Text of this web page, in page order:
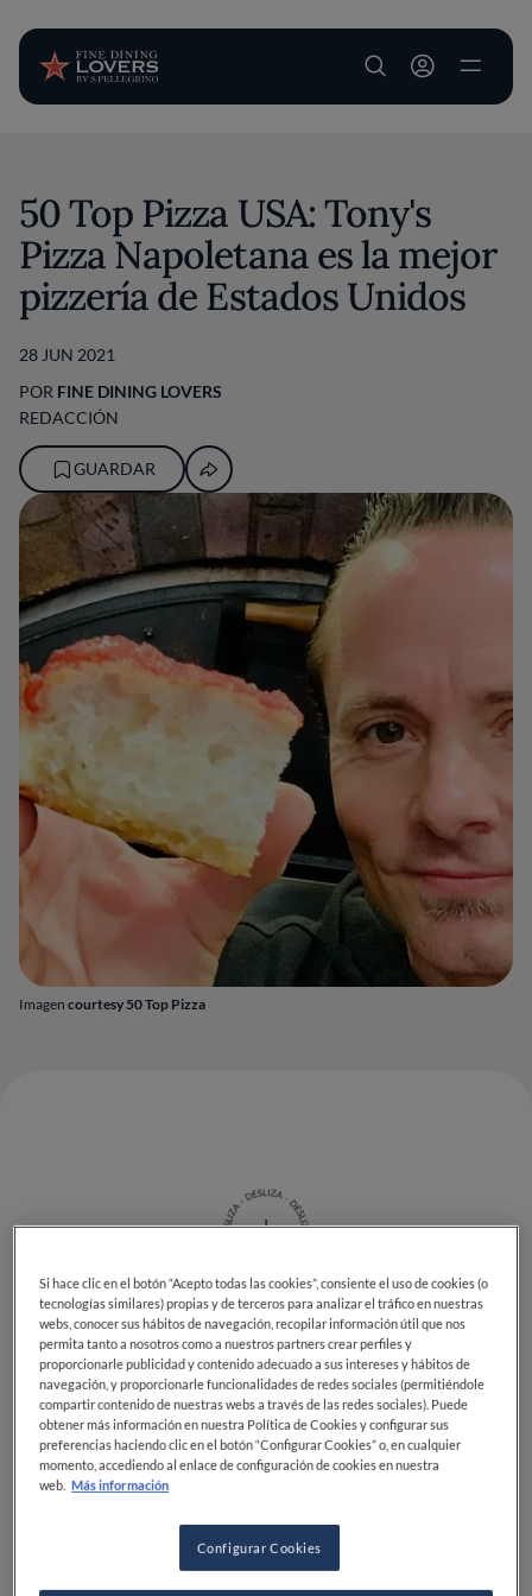
User account
Imagen courtesy 50 Top Pizza
50 Top Pizza USA: Tony's
Pizza Napoletana es la mejor
pizzería de Estados Unidos
28 JUN 2021
POR FINE DINING LOVERS
REDACCIÓN
GUARDAR
Después de Italia, su lugar de origen, Estados Unidos
es sin duda el país donde el fenómeno de la pizza está
más en auge. Así lo confirma el nuevo ranking de 50
Top Pizza, la guía más importante del sector,
disponible online de forma gratuita.
El primer puesto de50 Top USA 2021 - Prosecco DOC
en colaboración conS.Pellegrino y Acqua
Tony's Pizza Napoletana
Si hace clic en el botón “Acepto todas las cookies”, consiente el uso de cookies (o
tecnologías similares) propias y de terceros para analizar el tráfico en nuestras
webs, conocer sus hábitos de navegación, recopilar información útil que nos
permita tanto a nosotros como a nuestros partners crear perfiles y
proporcionarle publicidad y contenido adecuado a sus intereses y hábitos de
navegación, y proporcionarle funcionalidades de redes sociales (permitiéndole
compartir contenido de nuestras webs a través de las redes sociales). Puede
obtener más información en nuestra Política de Cookies y configurar sus
preferencias haciendo clic en el botón “Configurar Cookies” o, en cualquier
momento, accediendo al enlace de configuración de cookies en nuestra
web. Más información
Configurar Cookies